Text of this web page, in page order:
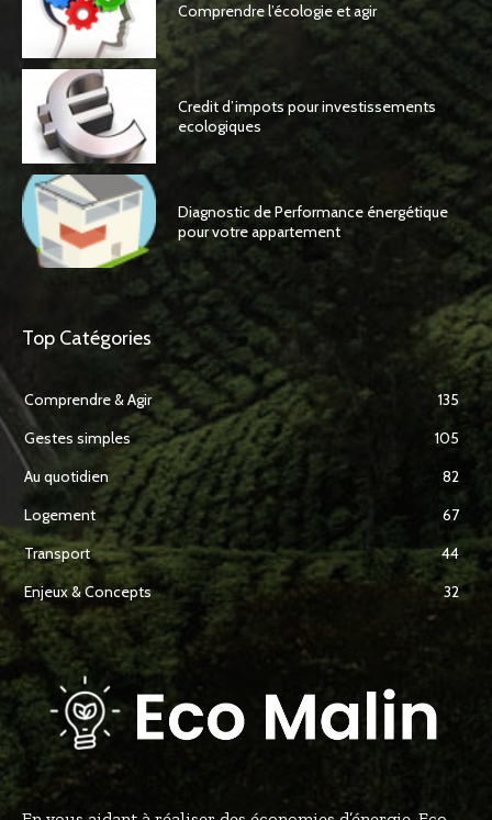
Comprendre l’écologie et agir
Credit d’impots pour investissements
ecologiques
Diagnostic de Performance énergétique
pour votre appartement
Top Catégories
Comprendre & Agir
135
Gestes simples
105
Au quotidien
82
Logement
67
Transport
44
Enjeux & Concepts
32